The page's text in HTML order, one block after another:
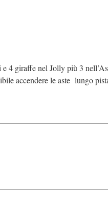
4 giraffe nel Jolly più 3
accendere le aste lungo